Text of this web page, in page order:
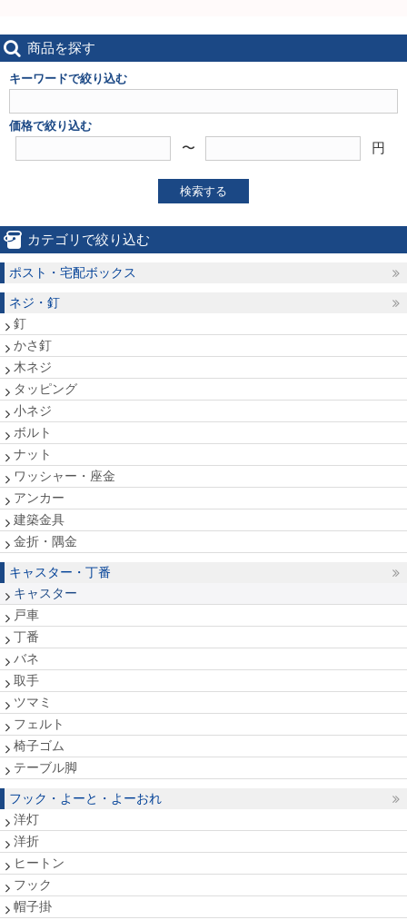
商品を探す
キーワードで絞り込む
価格で絞り込む
〜 円
検索する
カテゴリで絞り込む
ポスト・宅配ボックス
ネジ・釘
釘
かさ釘
木ネジ
タッピング
小ネジ
ボルト
ナット
ワッシャー・座金
アンカー
建築金具
金折・隅金
キャスター・丁番
キャスター
戸車
丁番
バネ
取手
ツマミ
フェルト
椅子ゴム
テーブル脚
フック・よーと・よーおれ
洋灯
洋折
ヒートン
フック
帽子掛